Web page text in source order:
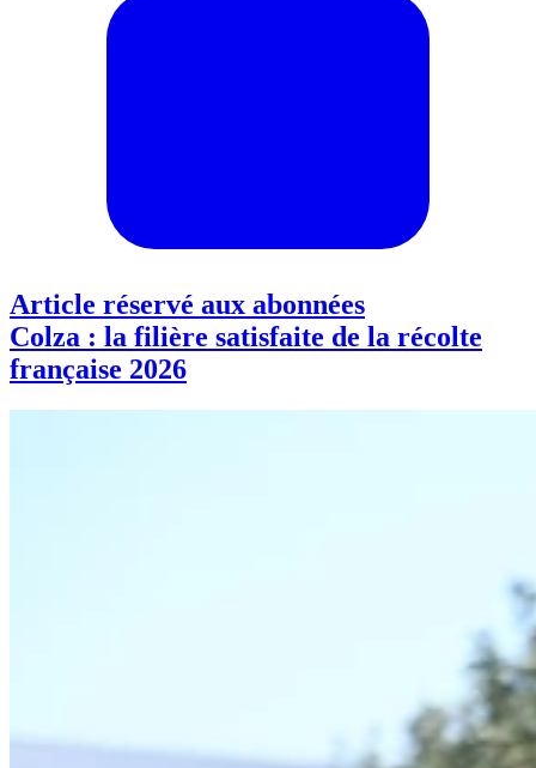
Article réservé aux abonnées
Colza : la filière satisfaite de la récolte
française 2026